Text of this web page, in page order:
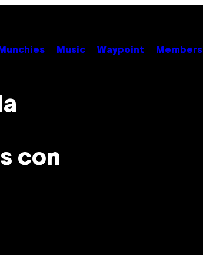
Munchies Music Waypoint Members
con